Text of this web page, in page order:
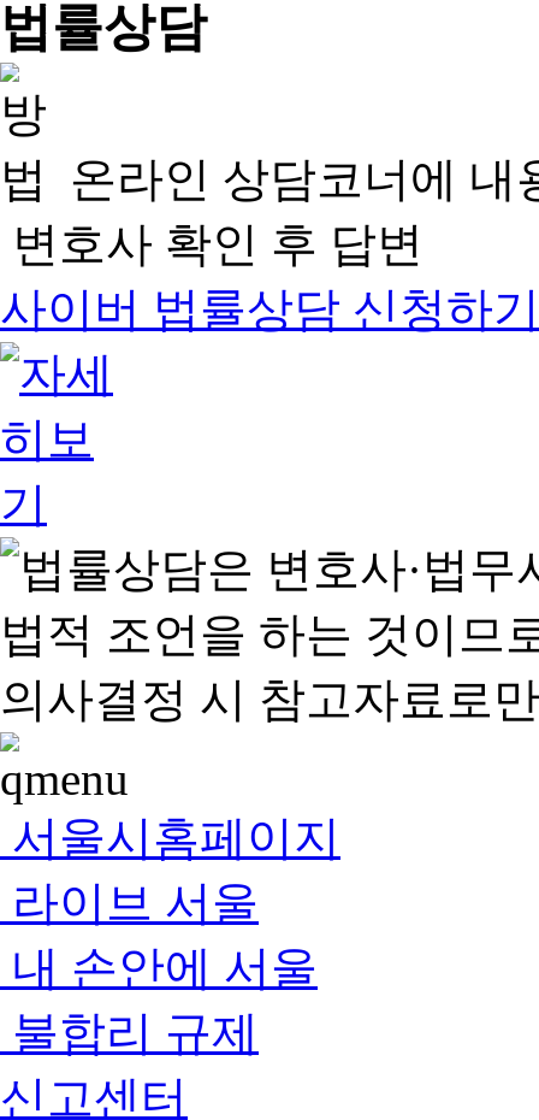
온라인 상담코너에 내
변호사 확인 후 답변
사이버 법률상담 신청하기
서울시홈페이지
라이브 서울
내 손안에 서울
불합리 규제
신고센터